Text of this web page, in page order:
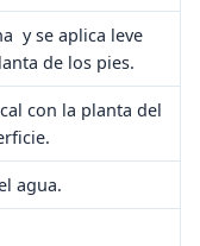
y se aplica leve
de los pies.
con la planta del
agua.